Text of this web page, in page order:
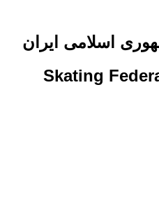
اسلامی ایران
Skating